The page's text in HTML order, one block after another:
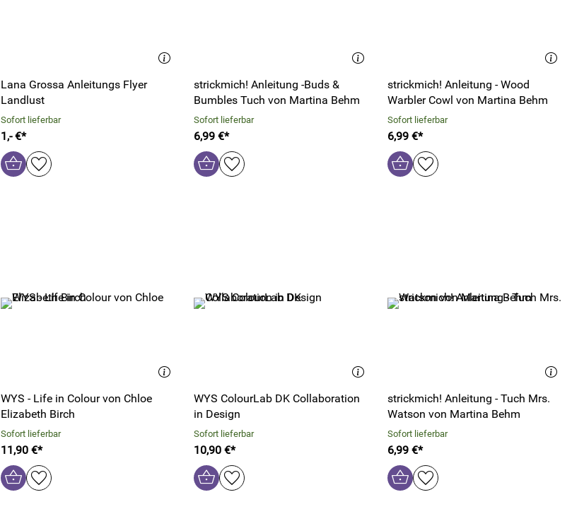
Lana Grossa Anleitungs Flyer
Landlust
Sofort lieferbar
1,- €*
strickmich! Anleitung -Buds &
Bumbles Tuch von Martina Behm
Sofort lieferbar
6,99 €*
strickmich! Anleitung - Wood
Warbler Cowl von Martina Behm
Sofort lieferbar
6,99 €*
WYS - Life in Colour von Chloe
Elizabeth Birch
Sofort lieferbar
11,90 €*
WYS ColourLab DK Collaboration
in Design
Sofort lieferbar
10,90 €*
strickmich! Anleitung - Tuch Mrs.
Watson von Martina Behm
Sofort lieferbar
6,99 €*